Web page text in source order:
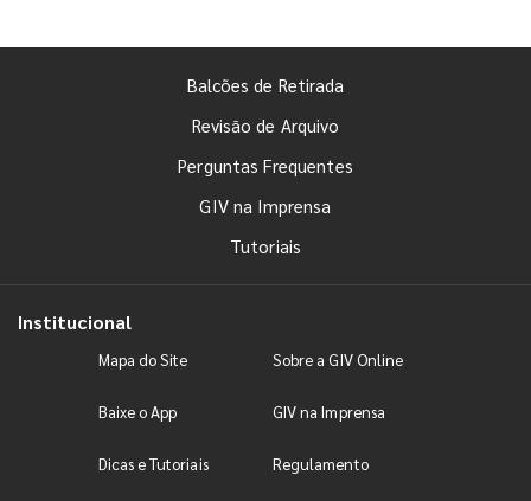
Balcões de Retirada
Revisão de Arquivo
Perguntas Frequentes
GIV na Imprensa
Tutoriais
Institucional
Mapa do Site Sobre a GIV Online
Baixe o App GIV na Imprensa
Dicas e Tutoriais Regulamento